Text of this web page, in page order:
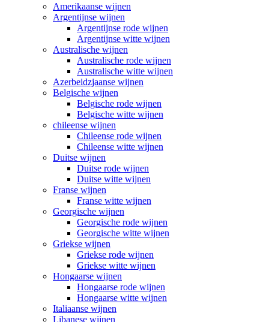
Amerikaanse wijnen
Argentijnse wijnen
Argentijnse rode wijnen
Argentijnse witte wijnen
Australische wijnen
Australische rode wijnen
Australische witte wijnen
Azerbeidzjaanse wijnen
Belgische wijnen
Belgische rode wijnen
Belgische witte wijnen
chileense wijnen
Chileense rode wijnen
Chileense witte wijnen
Duitse wijnen
Duitse rode wijnen
Duitse witte wijnen
Franse wijnen
Franse witte wijnen
Georgische wijnen
Georgische rode wijnen
Georgische witte wijnen
Griekse wijnen
Griekse rode wijnen
Griekse witte wijnen
Hongaarse wijnen
Hongaarse rode wijnen
Hongaarse witte wijnen
Italiaanse wijnen
Libanese wijnen